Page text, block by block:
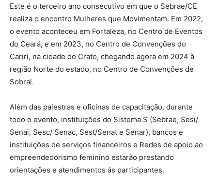
Este é o terceiro ano consecutivo em que o Sebrae/CE
realiza o encontro Mulheres que Movimentam. Em 2022,
o evento aconteceu em Fortaleza, no Centro de Eventos
do Ceará, e em 2023, no Centro de Convenções do
Cariri, na cidade do Crato, chegando agora em 2024 à
região Norte do estado, no Centro de Convenções de
Sobral.
Além das palestras e oficinas de capacitação, durante
todo o evento, instituições do Sistema S (Sebrae, Sesi/
Senai, Sesc/ Senac, Sest/Senat e Senar), bancos e
instituições de serviços financeiros e Redes de apoio ao
empreendedorismo feminino estarão prestando
orientações e atendimentos às participantes.